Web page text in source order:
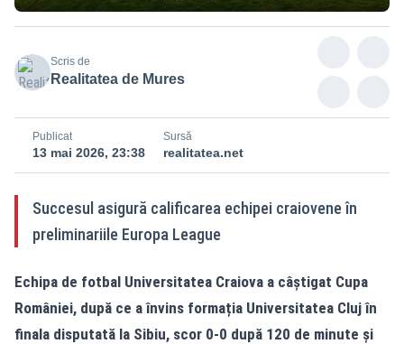
Scris de
Realitatea de Mures
Publicat
13 mai 2026, 23:38
Sursă
realitatea.net
Succesul asigură calificarea echipei craiovene în
preliminariile Europa League
Echipa de fotbal Universitatea Craiova a câștigat Cupa
României, după ce a învins formația Universitatea Cluj în
finala disputată la Sibiu, scor 0-0 după 120 de minute și